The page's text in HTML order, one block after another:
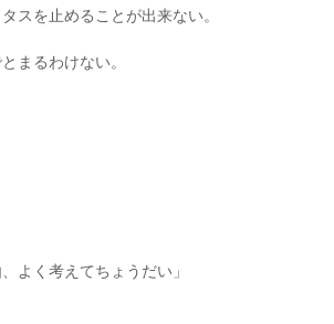
スを止めることが出来ない。
まるわけない。
よく考えてちょうだい」